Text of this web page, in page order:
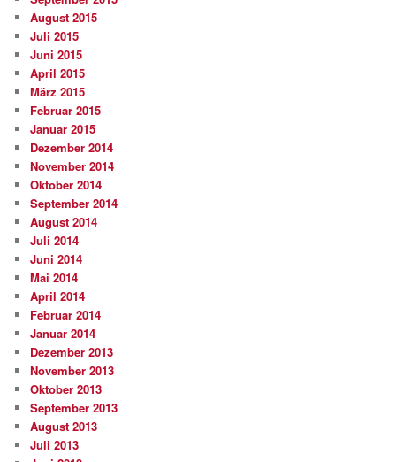
August 2015
Juli 2015
Juni 2015
April 2015
März 2015
Februar 2015
Januar 2015
Dezember 2014
November 2014
Oktober 2014
September 2014
August 2014
Juli 2014
Juni 2014
Mai 2014
April 2014
Februar 2014
Januar 2014
Dezember 2013
November 2013
Oktober 2013
September 2013
August 2013
Juli 2013